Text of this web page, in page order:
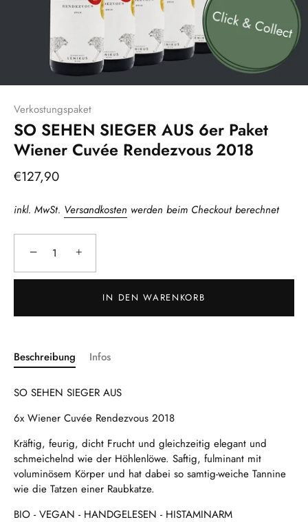
Verkostungspaket
SO SEHEN SIEGER AUS 6er Paket
Wiener Cuvée Rendezvous 2018
€127,90
inkl. MwSt. Versandkosten werden beim Checkout berechnet
− +
IN DEN WARENKORB
Beschreibung Infos
SO SEHEN SIEGER AUS
6x Wiener Cuvée Rendezvous 2018
Kräftig, feurig, dicht Frucht und gleichzeitig elegant und
schmeichelnd wie der Höhlenlöwe. Saftig, fulminant mit
voluminösem Körper und hat dabei so samtig-weiche Tannine
wie die Tatzen einer Raubkatze.
BIO - VEGAN - HANDGELESEN - HISTAMINARM